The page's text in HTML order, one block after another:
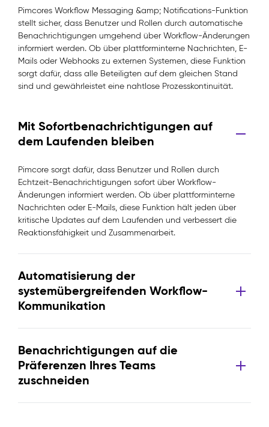
Pimcores Workflow Messaging &amp; Notifications-Funktion
stellt sicher, dass Benutzer und Rollen durch automatische
Benachrichtigungen umgehend über Workflow-Änderungen
informiert werden. Ob über plattforminterne Nachrichten, E-
Mails oder Webhooks zu externen Systemen, diese Funktion
sorgt dafür, dass alle Beteiligten auf dem gleichen Stand
sind und gewährleistet eine nahtlose Prozesskontinuität.
Mit Sofortbenachrichtigungen auf
dem Laufenden bleiben
Pimcore sorgt dafür, dass Benutzer und Rollen durch
Echtzeit-Benachrichtigungen sofort über Workflow-
Änderungen informiert werden. Ob über plattforminterne
Nachrichten oder E-Mails, diese Funktion hält jeden über
kritische Updates auf dem Laufenden und verbessert die
Reaktionsfähigkeit und Zusammenarbeit.
Automatisierung der
systemübergreifenden Workflow-
Kommunikation
Benachrichtigungen auf die
Präferenzen Ihres Teams
zuschneiden